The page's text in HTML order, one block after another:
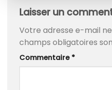
Laisser un
Votre adresse e-mail
champs obligatoires
Commentaire *